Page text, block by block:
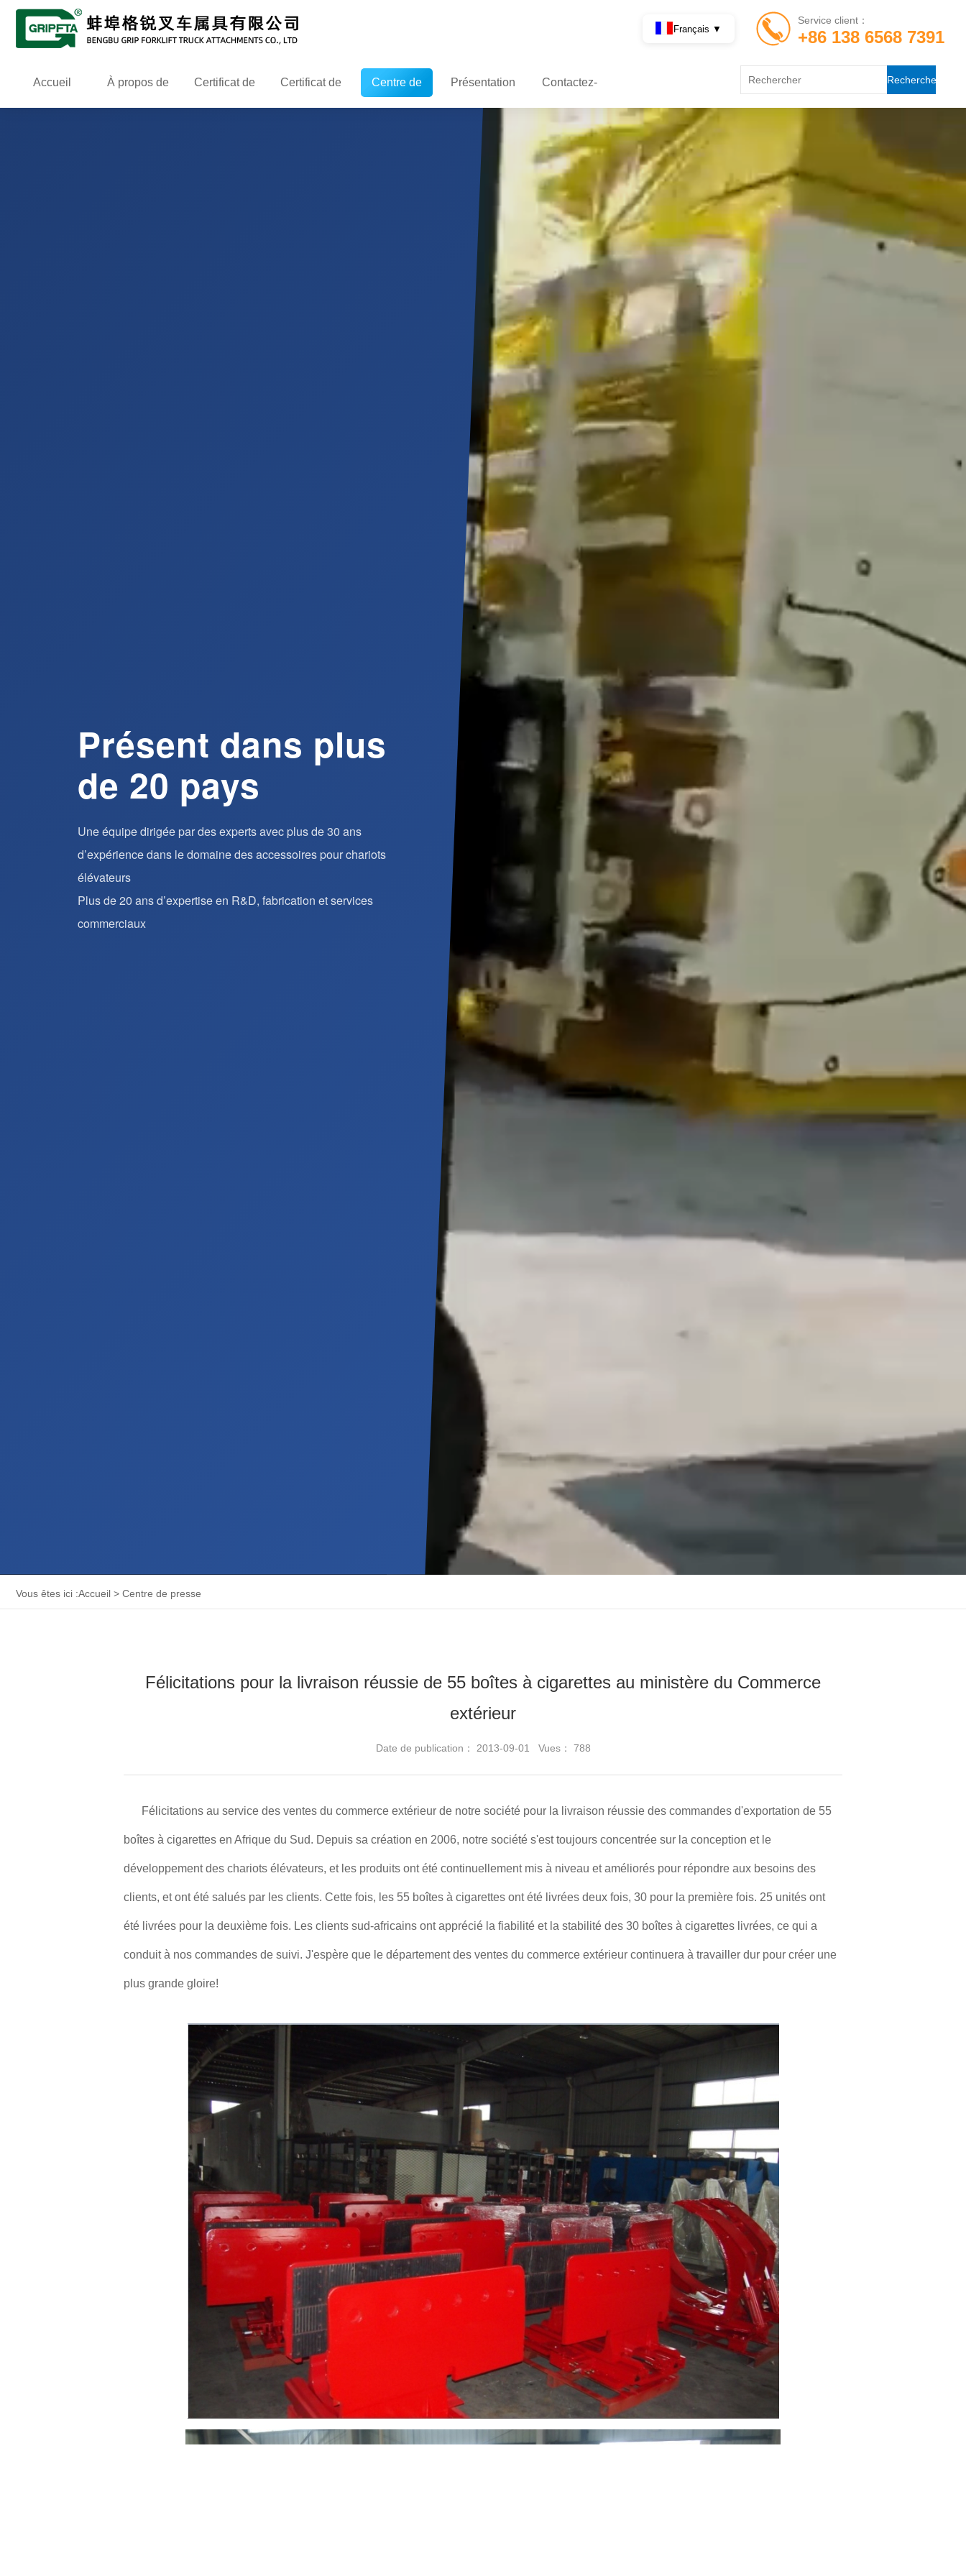
Français ▼
Service client：
+86 138 6568 7391
Accueil À propos de
nous
Certificat de
qualification
Certificat de
brevet
Centre de
presse
Présentation
du produit
Contactez-
nous
Présent dans plus
de 20 pays
Une équipe dirigée par des experts avec plus de 30 ans
d’expérience dans le domaine des accessoires pour chariots
élévateurs
Plus de 20 ans d’expertise en R&D, fabrication et services
commerciaux
Vous êtes ici :Accueil > Centre de presse
Félicitations pour la livraison réussie de 55 boîtes à cigarettes au ministère du Commerce
extérieur
Date de publication： 2013-09-01 Vues： 788
Félicitations au service des ventes du commerce extérieur de notre société pour la livraison réussie des commandes d'exportation de 55
boîtes à cigarettes en Afrique du Sud. Depuis sa création en 2006, notre société s'est toujours concentrée sur la conception et le
développement des chariots élévateurs, et les produits ont été continuellement mis à niveau et améliorés pour répondre aux besoins des
clients, et ont été salués par les clients. Cette fois, les 55 boîtes à cigarettes ont été livrées deux fois, 30 pour la première fois. 25 unités ont
été livrées pour la deuxième fois. Les clients sud-africains ont apprécié la fiabilité et la stabilité des 30 boîtes à cigarettes livrées, ce qui a
conduit à nos commandes de suivi. J'espère que le département des ventes du commerce extérieur continuera à travailler dur pour créer une
plus grande gloire!